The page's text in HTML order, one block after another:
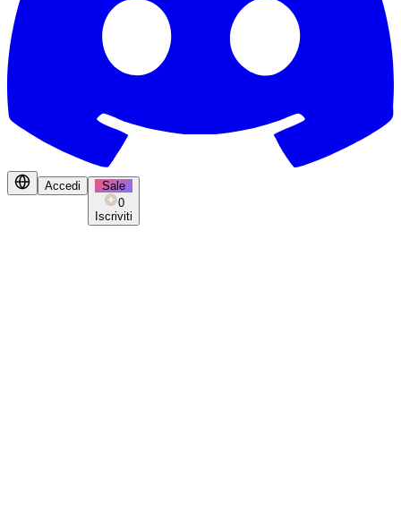
Accedi
Sale
0
Iscriviti